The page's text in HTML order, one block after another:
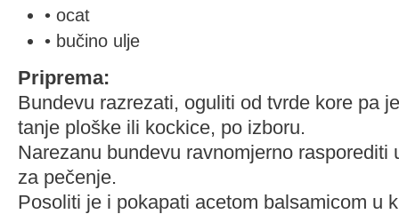
• ocat
• bučino ulje
Priprema:
Bundevu razrezati, oguliti od tvrde kore pa
tanje ploške ili kockice, po izboru.
Narezanu bundevu ravnomjerno rasporediti
za pečenje.
Posoliti je i pokapati acetom balsamicom u